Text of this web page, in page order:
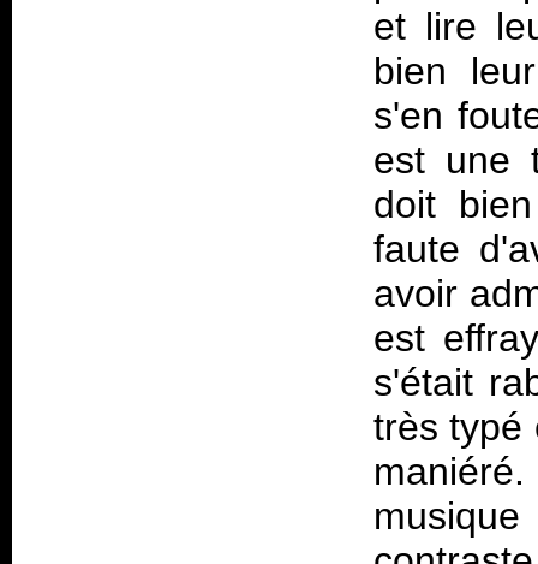
et lire
bien
s'en
est une
doit
faute
avoir
est
s'était
très typé